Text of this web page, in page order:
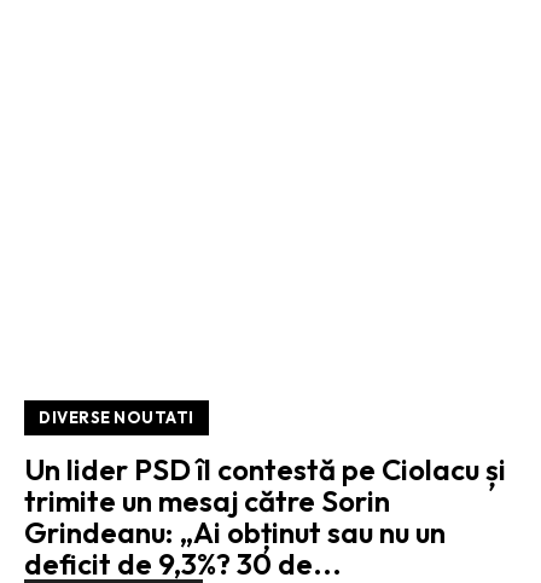
DIVERSE NOUTATI
Un lider PSD îl contestă pe Ciolacu și
trimite un mesaj către Sorin
Grindeanu: „Ai obținut sau nu un
deficit de 9,3%? 30 de...